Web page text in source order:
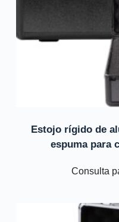
Estojo rígido de
espuma para
Consulta